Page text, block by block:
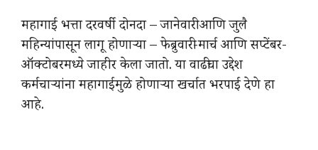
महागाई भत्ता दरवर्षी दोनदा – जानेवारी आणि जुलै
महिन्यांपासून लागू होणाऱ्या – फेब्रुवारी-मार्च आणि सप्टेंबर-
ऑक्टोबरमध्ये जाहीर केला जातो. या वाढीचा उद्देश
कर्मचाऱ्यांना महागाईमुळे होणाऱ्या खर्चात भरपाई देणे हा
आहे.